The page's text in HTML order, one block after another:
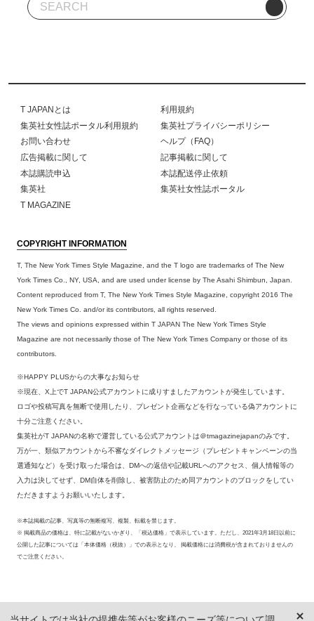
T JAPANとは
利用規約
集英社女性誌ポータル利用規約
集英社プライバシーポリシー
お問い合わせ
ヘルプ（FAQ）
広告掲載に関して
記事掲載に関して
本誌購読申込
本誌配送停止依頼
集英社
集英社女性誌ポータル
T MAGAZINE
COPYRIGHT INFORMATION
T, The New York Times Style Magazine, and the T logo are trademarks of The New
York Times Co., NY, USA, and are used under license by The Asahi Shimbun, Japan.
Content reproduced from T, The New York Times Style Magazine, copyright 2016 The
New York Times Co. and/or its contributors, all rights reserved.
The views and opinions expressed within T JAPAN The New York Times Style
Magazine are not necessarily those of The New York Times Company or those of its
contributors.
※HAPPY PLUSからの大事なお知らせ
※現在、X上でT JAPAN公式アカウントに成りすましたアカウントが発生しています。
ロゴや投稿写真を無断で使用したり、プレゼント企画などを行なっている偽アカウントに
十分ご注意ください。
集英社がT JAPANの名称で運営している公式アカウントは＠tmagazinejapanのみです。
万が一、類似アカウントから不審なダイレクトメッセージ（プレゼントキャンペーンの当
選通知など）を受け取った場合は、DMへの返信や記載URLへのアクセス、個人情報等の
入力は決してせず、DM自体を削除し、被害防止のため同アカウントのブロックをしてい
ただきますようお願いいたします。
※本誌掲載の記事、写真等の無断複写、複製、転載を禁じます。
※ 掲載商品の価格は、特に記載がないかぎり、「税込価格」で表示しています。ただし、2021年3月18日以前に
公開した記事については「本体価格（税抜）」での表示となり、 掲載価格には消費税が含まれておりませんの
でご注意ください。